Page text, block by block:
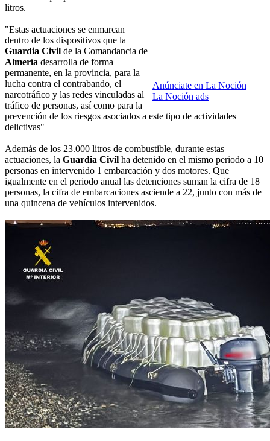
Anúnciate en La Noción
La Noción ads
litros.
"Estas actuaciones se enmarcan
dentro de los dispositivos que la
Guardia Civil de la Comandancia de
Almería desarrolla de forma
permanente, en la provincia, para la
lucha contra el contrabando, el
narcotráfico y las redes vinculadas al
tráfico de personas, así como para la
prevención de los riesgos asociados a este tipo de actividades
delictivas"
Además de los 23.000 litros de combustible, durante estas
actuaciones, la Guardia Civil ha detenido en el mismo periodo a 10
personas en intervenido 1 embarcación y dos motores. Que
igualmente en el periodo anual las detenciones suman la cifra de 18
personas, la cifra de embarcaciones asciende a 22, junto con más de
una quincena de vehículos intervenidos.